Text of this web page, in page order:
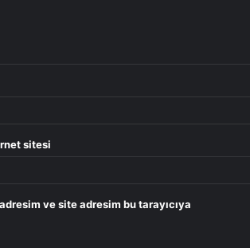
sitesi
ve site adresim bu tarayıcıya